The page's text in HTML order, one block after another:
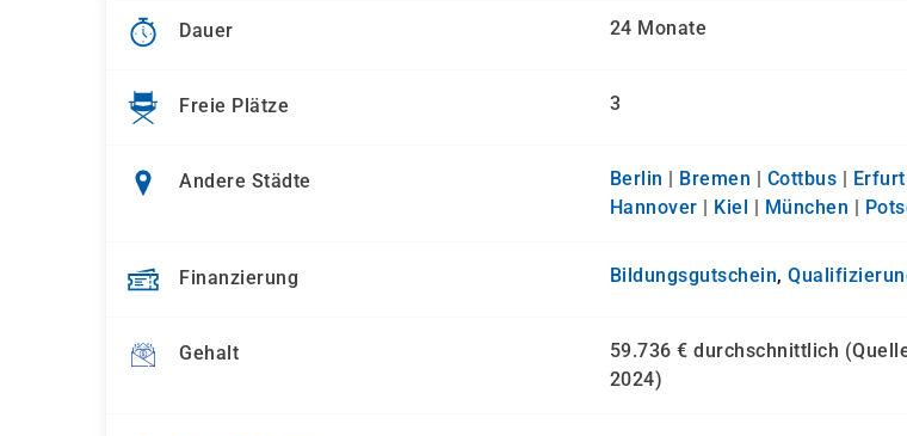
Dauer 24 Monate
Freie Plätze 3
Andere Städte Berlin | Bremen | Cottbus | Erfurt
Hannover | Kiel | München |
Finanzierung Bildungsgutschein,
Gehalt
59.736 € durchschnittlich
2024)